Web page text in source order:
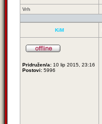
Vrh
KiM
Pridružen/a: 10 lip 2015, 23:16
Postovi: 5996